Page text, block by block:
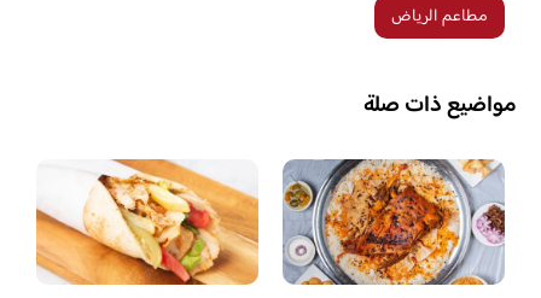
مطاعم الرياض
مواضيع ذات صلة